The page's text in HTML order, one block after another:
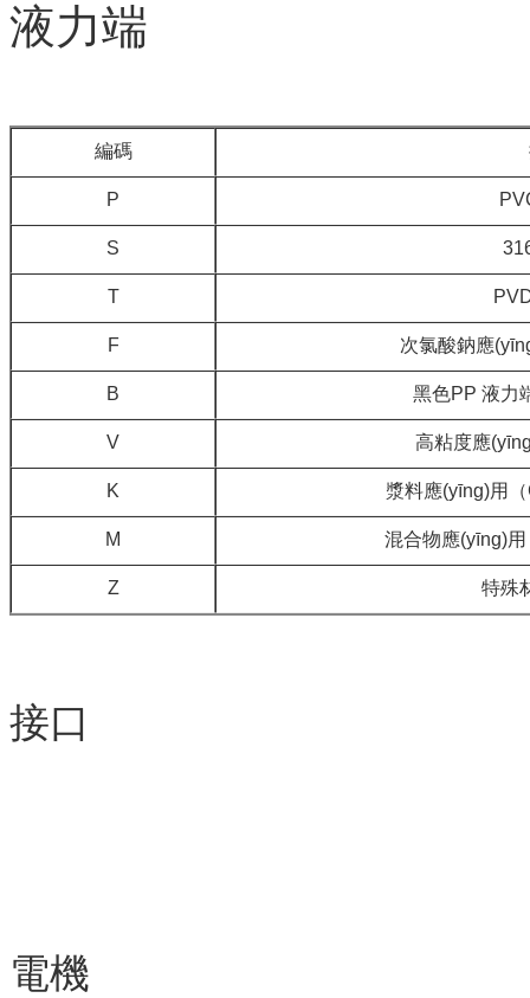
液力端
編碼
P
S
T
F 次氯酸鈉應
B 黑色PP 液力
V 高粘度應
K 漿料應(yīng)用
M 混合物應(yīng)
Z 特殊
接口
電機